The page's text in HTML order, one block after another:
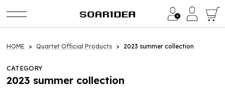
Category
イ・ビョンホン / LEE BYUNG HUN
HOME Quartet Official Products 2023 summer collection
CATEGORY
2023 summer collection